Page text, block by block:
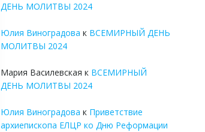
ДЕНЬ МОЛИТВЫ 2024
Юлия Виноградова к ВСЕМИРНЫЙ ДЕНЬ
МОЛИТВЫ 2024
Мария Василевская к ВСЕМИРНЫЙ
ДЕНЬ МОЛИТВЫ 2024
Юлия Виноградова к Приветствие
архиепископа ЕЛЦР ко Дню Реформации